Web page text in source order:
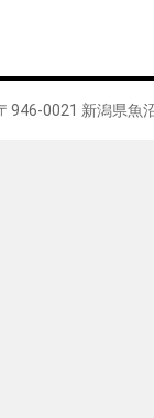
946-0021 新潟県魚